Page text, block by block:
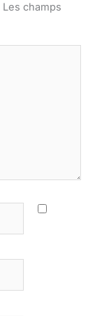
Les champs